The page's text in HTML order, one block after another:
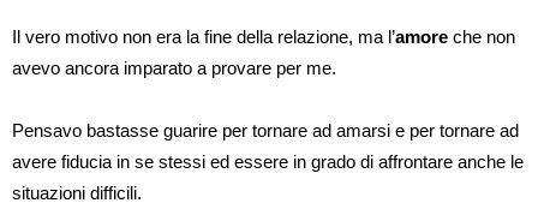
Il vero motivo non era la fine della relazione, ma l’amore che non
avevo ancora imparato a provare per me.
Pensavo bastasse guarire per tornare ad amarsi e per tornare ad
avere fiducia in se stessi ed essere in grado di affrontare anche le
situazioni difficili.